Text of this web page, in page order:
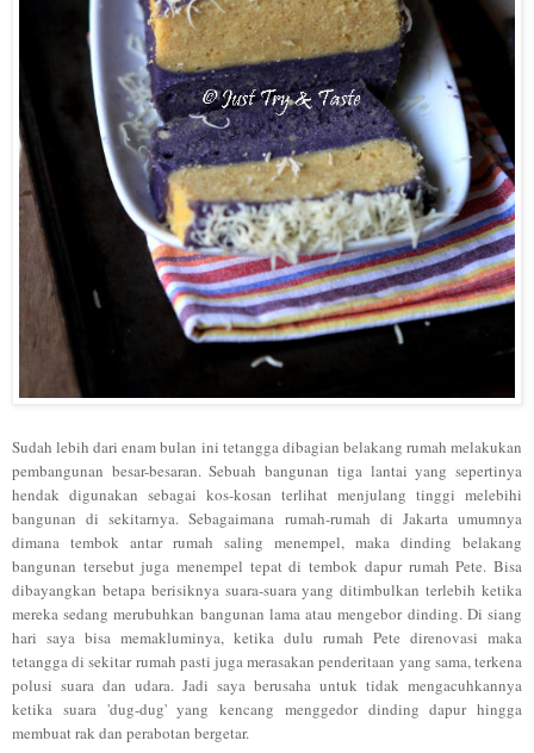
Sudah lebih dari enam bulan ini tetangga dibagian belakang rumah melakukan
pembangunan besar-besaran. Sebuah bangunan tiga lantai yang sepertinya
hendak digunakan sebagai kos-kosan terlihat menjulang tinggi melebihi
bangunan di sekitarnya. Sebagaimana rumah-rumah di Jakarta umumnya
dimana tembok antar rumah saling menempel, maka dinding belakang
bangunan tersebut juga menempel tepat di tembok dapur rumah Pete. Bisa
dibayangkan betapa berisiknya suara-suara yang ditimbulkan terlebih ketika
mereka sedang merubuhkan bangunan lama atau mengebor dinding. Di siang
hari saya bisa memakluminya, ketika dulu rumah Pete direnovasi maka
tetangga di sekitar rumah pasti juga merasakan penderitaan yang sama, terkena
polusi suara dan udara. Jadi saya berusaha untuk tidak mengacuhkannya
ketika suara 'dug-dug' yang kencang menggedor dinding dapur hingga
membuat rak dan perabotan bergetar.